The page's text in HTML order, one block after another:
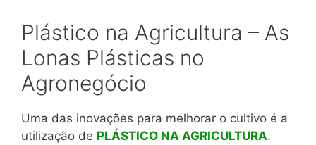
Plástico na Agricultura – As
Lonas Plásticas no
Agronegócio
Uma das inovações para melhorar o cultivo é a
utilização de PLÁSTICO NA AGRICULTURA.